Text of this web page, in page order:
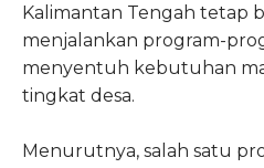
Kalimantan Tengah tetap
menjalankan program-
menyentuh kebutuhan
tingkat desa.
Menurutnya, salah satu